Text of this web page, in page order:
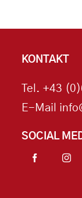
KONTAKT
Tel.+43
E-Mail
SOCIAL